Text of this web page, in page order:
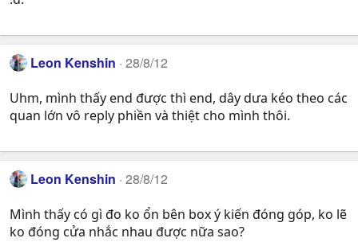
Leon Kenshin 28/8/12
Uhm, mình thấy end được thì end, dây dưa kéo theo các
quan lớn vô reply phiền và thiệt cho mình thôi.
Leon Kenshin 28/8/12
Mình thấy có gì đo ko ổn bên box ý kiến đóng góp, ko lẽ
ko đóng cửa nhắc nhau được nữa sao?